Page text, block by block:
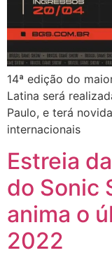
14ª edição do
Latina será
Paulo, e terá
internacionais​
Estreia
do Sonic
anima o
2022